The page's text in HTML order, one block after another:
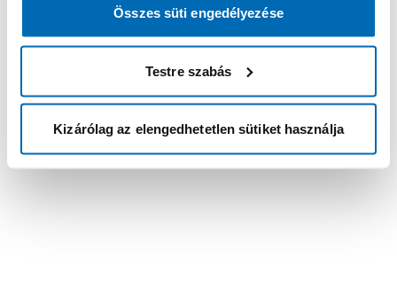
Összes süti engedélyezése
Testre szabás
Kizárólag az elengedhetetlen sütiket használja